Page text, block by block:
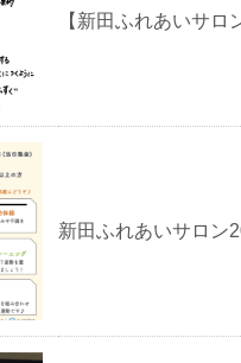
【新田ふれあいサロ
新田ふれあいサロン